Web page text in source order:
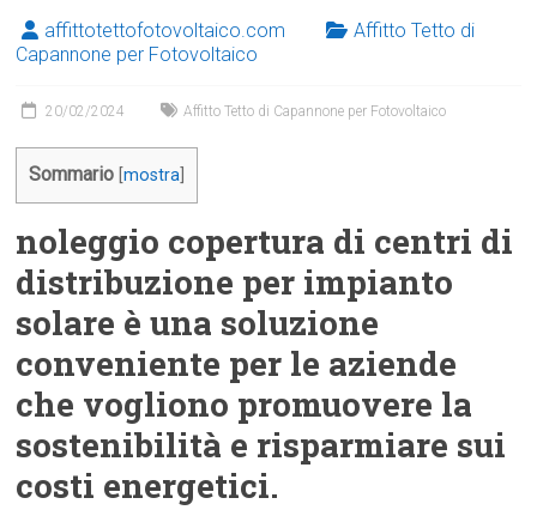
affittotettofotovoltaico.com
Affitto Tetto di
Capannone per Fotovoltaico
20/02/2024 Affitto Tetto di Capannone per Fotovoltaico
Sommario [mostra
noleggio copertura di centri di
distribuzione per impianto
solare è una soluzione
conveniente per le aziende
che vogliono promuovere la
sostenibilità e risparmiare sui
costi energetici.